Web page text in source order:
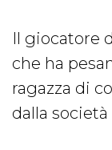
Il giocatore
che ha
ragazza di
dalla società